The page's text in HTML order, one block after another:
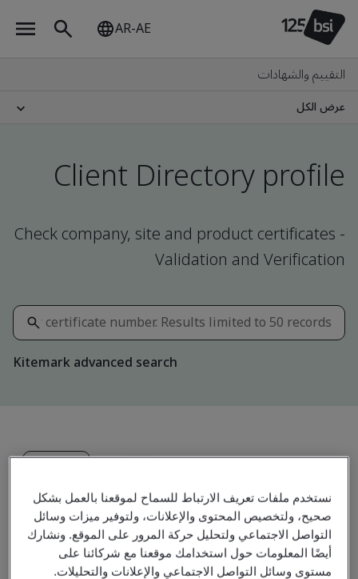
AR-AE
التقييم والشهادات
عرض الكل
Client Directory profile
Check company, site and product certificates -
Validation and Verification
Kitemark advanced search
ترقية
Cabot Chemical (Tianjin) Co., Ltd.
Cabot Performance Products
نستخدم ملفات تعريف الارتباط للسماح لموقعنا بالعمل بشكل
صحيح، ولتخصيص المحتوى والإعلانات، ولتوفير ميزات وسائل
التواصل الاجتماعي ولتحليل حركة المرور على الموقع. ونشارك
أيضًا المعلومات حول استخدامك موقعنا مع شركائنا على
مستوى وسائل التواصل الاجتماعي والإعلانات والتحليلات.